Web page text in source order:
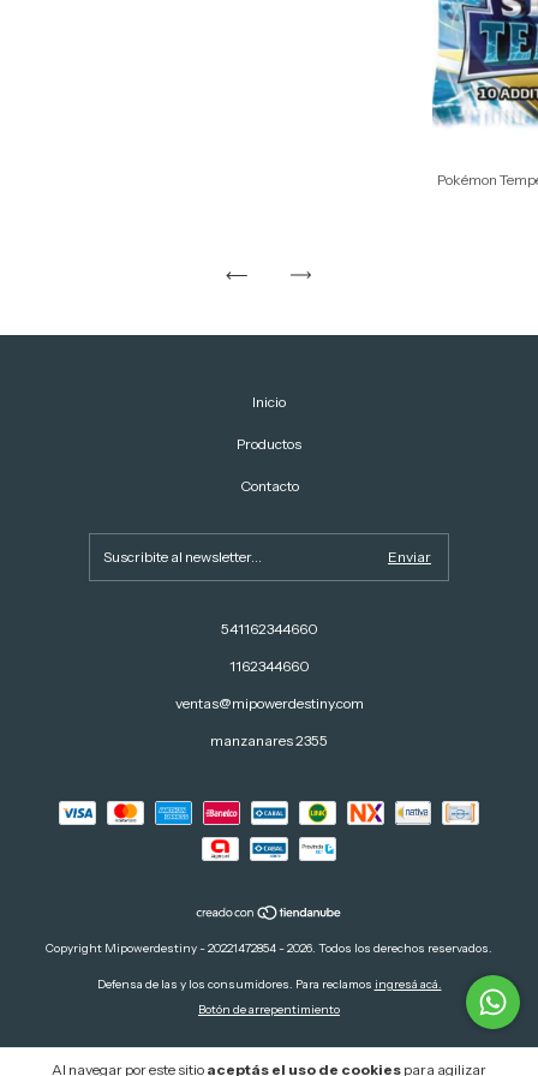
Al navegar por este sitio aceptás el uso de cookies para agilizar
Pokémon
Inicio
Productos
Contacto
541162344660
1162344660
ventas@mipowerdestiny.com
manzanares 2355
Copyright Mipowerdestiny - 20221472854 - 2026. Todos los derechos reservados.
Defensa de las y los consumidores. Para reclamos ingresá acá.
Botón de arrepentimiento